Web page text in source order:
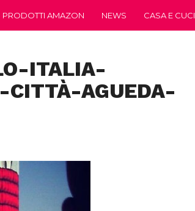
PRODOTTI AMAZON NEWS CASA E
ITALIA-
CITTÀ-AGUEDA-